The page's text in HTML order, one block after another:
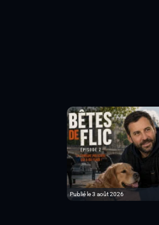
Publié le 3 août 2026